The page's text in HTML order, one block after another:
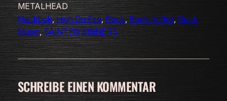
METALHEAD
Hardrock, High On Fire, Rock, Rock ’n Roll, Rock
Music, SAINTED SINNERS
SCHREIBE EINEN KOMMENTAR